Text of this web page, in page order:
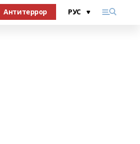
Антитеррор